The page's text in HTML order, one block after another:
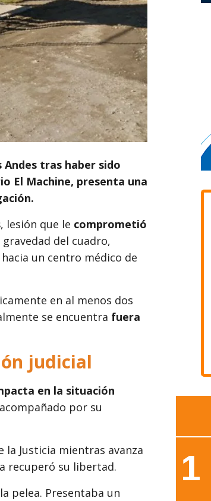
Andes tras haber sido
El Machine, presenta una
, lesión que le comprometió
gravedad del cuadro,
un centro médico de
en al menos dos
se encuentra fuera
judicial
en la situación
por su
Justicia mientras avanza
recuperó su libertad.
pelea. Presentaba un
1